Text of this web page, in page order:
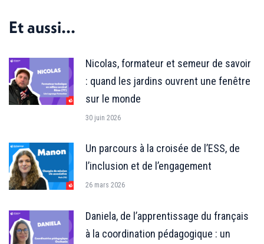
Et aussi...
Nicolas, formateur et semeur de savoir
: quand les jardins ouvrent une fenêtre
sur le monde
30 juin 2026
Un parcours à la croisée de l’ESS, de
l’inclusion et de l’engagement
26 mars 2026
Daniela, de l’apprentissage du français
à la coordination pédagogique : un